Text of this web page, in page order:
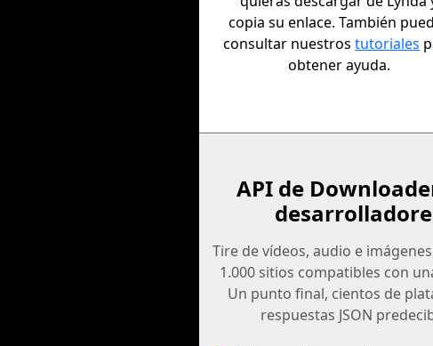
copia su enlace. También
consultar nuestrostutoriales
obtener ayuda.
API de
Tire de vídeos, audio e
1.000 sitios compatibles con
Un punto final, cientos de
respuestas JSON